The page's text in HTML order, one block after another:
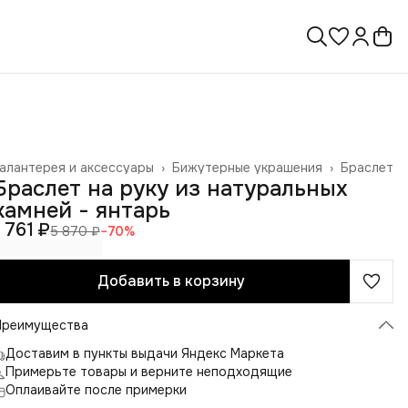
Браслет
Бижутерные украшения ›
и аксессуары ›
›
на руку из натуральных
- янтарь
761 ₽5 870 ₽−70%
Добавить в корзину
Доставим в пункты выдачи Яндекс Маркета
Примерьте товары и верните неподходящие
Оплаивайте после примерки